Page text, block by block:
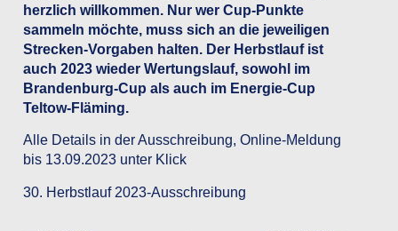
herzlich willkommen. Nur wer Cup-Punkte
sammeln möchte, muss sich an die jeweiligen
Strecken-Vorgaben halten. Der Herbstlauf ist
auch 2023 wieder Wertungslauf, sowohl im
Brandenburg-Cup als auch im Energie-Cup
Teltow-Fläming.
Alle Details in der Ausschreibung, Online-Meldung
bis 13.09.2023 unter Klick
30. Herbstlauf 2023-Ausschreibung